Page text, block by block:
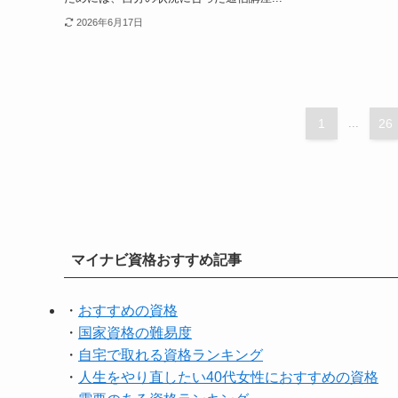
2026年6月17日
1 26
マイナビ資格おすすめ記事
・ おすすめの資格
・ 国家資格の難易度
・ 自宅で取れる資格ランキング
・ 人生をやり直したい40代女性におすすめの資格